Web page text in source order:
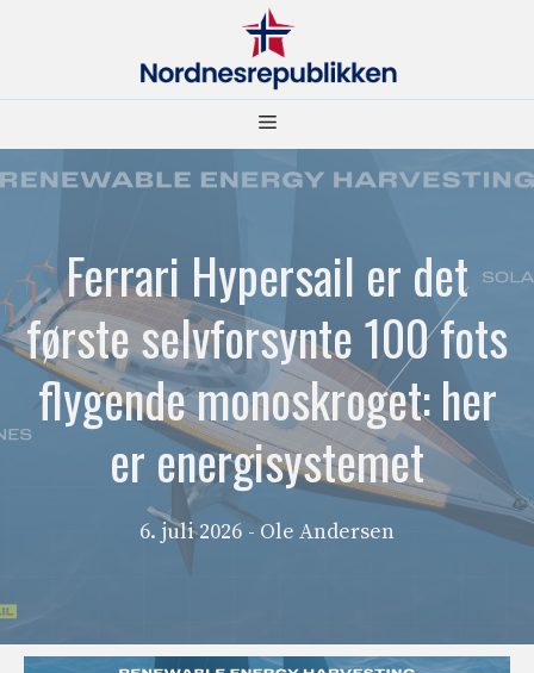
Meny
Ferrari Hypersail er det
første selvforsynte 100 fots
flygende monoskroget: her
er energisystemet
6. juli 2026 - Ole Andersen